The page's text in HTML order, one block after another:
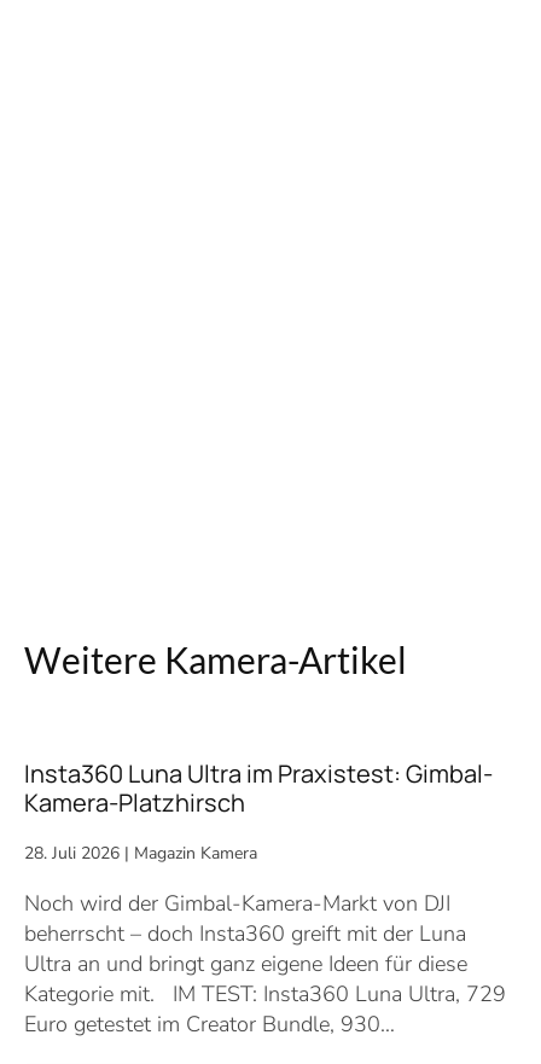
Weitere Kamera-Artikel
Insta360 Luna Ultra im Praxistest: Gimbal-
Kamera-Platzhirsch
28. Juli 2026 | Magazin Kamera
Noch wird der Gimbal-Kamera-Markt von DJI
beherrscht – doch Insta360 greift mit der Luna
Ultra an und bringt ganz eigene Ideen für diese
Kategorie mit. IM TEST: Insta360 Luna Ultra, 729
Euro getestet im Creator Bundle, 930…